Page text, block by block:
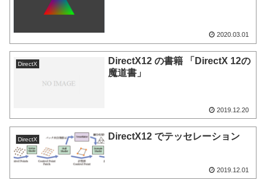
2020.03.01
DirectX
DirectX12 の書籍 「DirectX 12の
魔道書」
2019.12.20
DirectX DirectX12 でテッセレーション
2019.12.01